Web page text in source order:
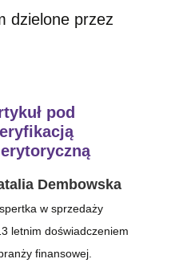
dzielone przez
pod
Dembowska
w sprzedaży
letnim doświadczeniem
finansowej.